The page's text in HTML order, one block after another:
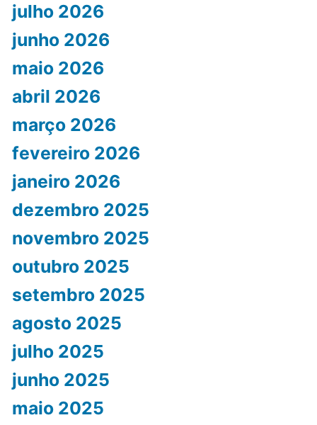
julho 2026
junho 2026
maio 2026
abril 2026
março 2026
fevereiro 2026
janeiro 2026
dezembro 2025
novembro 2025
outubro 2025
setembro 2025
agosto 2025
julho 2025
junho 2025
maio 2025